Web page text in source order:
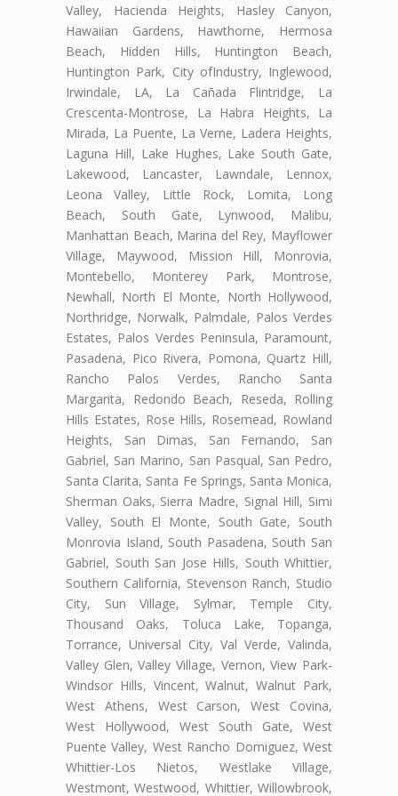
Valley, Hacienda Heights, Hasley Canyon,
Hawaiian Gardens, Hawthorne, Hermosa
Beach, Hidden Hills, Huntington Beach,
Huntington Park, City ofIndustry, Inglewood,
Irwindale, LA, La Cañada Flintridge, La
Crescenta-Montrose, La Habra Heights, La
Mirada, La Puente, La Verne, Ladera Heights,
Laguna Hill, Lake Hughes, Lake South Gate,
Lakewood, Lancaster, Lawndale, Lennox,
Leona Valley, Little Rock, Lomita, Long
Beach, South Gate, Lynwood, Malibu,
Manhattan Beach, Marina del Rey, Mayflower
Village, Maywood, Mission Hill, Monrovia,
Montebello, Monterey Park, Montrose,
Newhall, North El Monte, North Hollywood,
Northridge, Norwalk, Palmdale, Palos Verdes
Estates, Palos Verdes Peninsula, Paramount,
Pasadena, Pico Rivera, Pomona, Quartz Hill,
Rancho Palos Verdes, Rancho Santa
Margarita, Redondo Beach, Reseda, Rolling
Hills Estates, Rose Hills, Rosemead, Rowland
Heights, San Dimas, San Fernando, San
Gabriel, San Marino, San Pasqual, San Pedro,
Santa Clarita, Santa Fe Springs, Santa Monica,
Sherman Oaks, Sierra Madre, Signal Hill, Simi
Valley, South El Monte, South Gate, South
Monrovia Island, South Pasadena, South San
Gabriel, South San Jose Hills, South Whittier,
Southern California, Stevenson Ranch, Studio
City, Sun Village, Sylmar, Temple City,
Thousand Oaks, Toluca Lake, Topanga,
Torrance, Universal City, Val Verde, Valinda,
Valley Glen, Valley Village, Vernon, View Park-
Windsor Hills, Vincent, Walnut, Walnut Park,
West Athens, West Carson, West Covina,
West Hollywood, West South Gate, West
Puente Valley, West Rancho Domiguez, West
Whittier-Los Nietos, Westlake Village,
Westmont, Westwood, Whittier, Willowbrook,